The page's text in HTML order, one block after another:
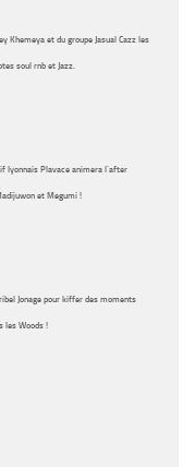
Jey Khemeya et du groupe Jasual Cazz les
soul rnb et Jazz.
lyonnais Plavaceanimera l’after
et Megumi !
Jonage pour kiffer des moments
les Woods !